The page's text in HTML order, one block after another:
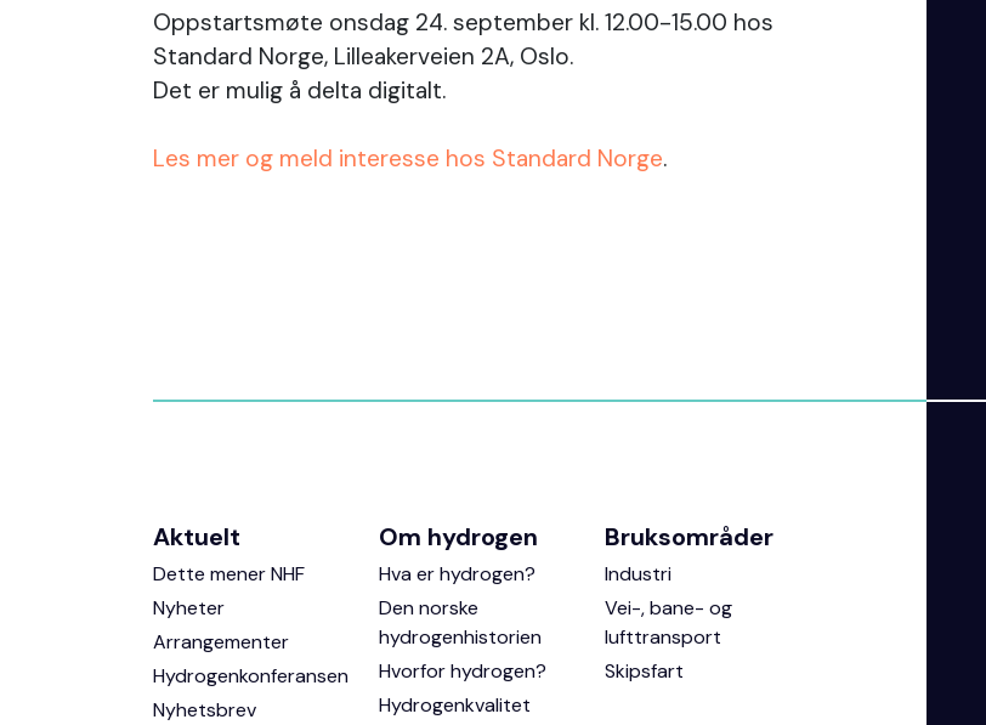
Oppstartsmøte onsdag 24. september kl. 12.00-15.00 hos
Standard Norge, Lilleakerveien 2A, Oslo.
Det er mulig å delta digitalt.
Les mer og meld interesse hos Standard Norge.
Aktuelt
Dette mener NHF
Nyheter
Arrangementer
Hydrogenkonferansen
Nyhetsbrev
Om hydrogen
Hva er hydrogen?
Den norske
hydrogenhistorien
Hvorfor hydrogen?
Hydrogenkvalitet
Bruksområder
Industri
Vei-, bane- og
lufttransport
Skipsfart